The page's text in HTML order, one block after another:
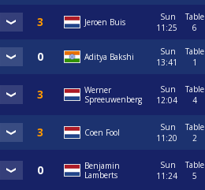
Jeroen Buis
Sun
11:25
Table
6
Aditya Bakshi
Sun
13:41
Table
1
Werner
Spreeuwenberg
Sun
12:04
Table
4
Coen Fool
Sun
11:20
Table
2
Benjamin
Lamberts
Sun
11:24
Table
5